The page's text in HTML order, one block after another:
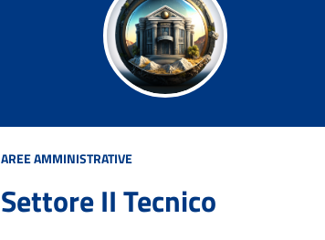
AREE AMMINISTRATIVE
Settore II Tecnico